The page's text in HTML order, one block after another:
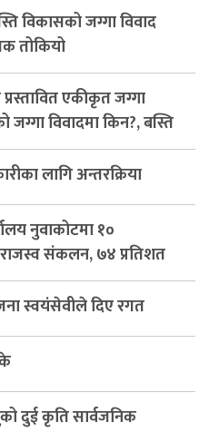
विकासको जग्गा विवाद
तोकियो
एकीकृत जग्गा
जग्गा विवादमा किन?, बस्ति
समिति विघटन हुने
लागि अन्तरक्रिया
नुवाकोटमा १०
संकलन, ७४ प्रतिशत
स्वयंसेवीले दिए रगत
दुई कृति सार्वजनिक